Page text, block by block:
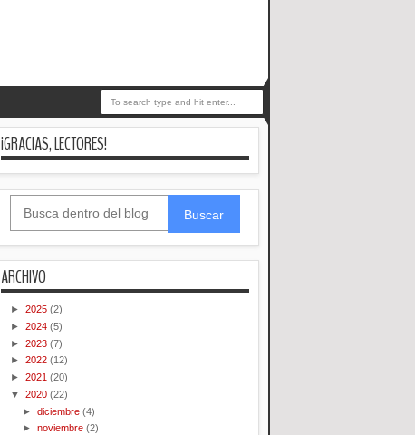
¡GRACIAS, LECTORES!
Buscar
ARCHIVO
► 2025 (2)
► 2024 (5)
► 2023 (7)
► 2022 (12)
► 2021 (20)
▼ 2020 (22)
►diciembre(4)
►noviembre(2)